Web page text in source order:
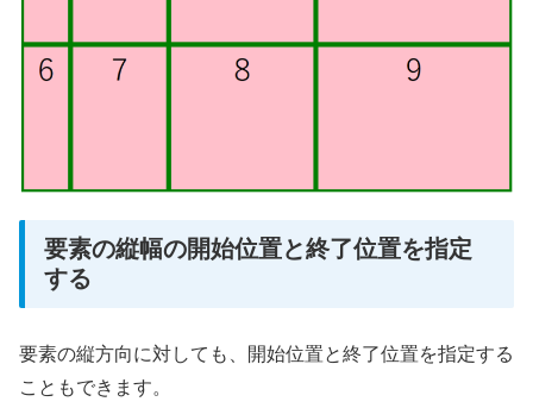
要素の縦幅の開始位置と終了位置を指定
する
要素の縦方向に対しても、開始位置と終了位置を指定する
こともできます。